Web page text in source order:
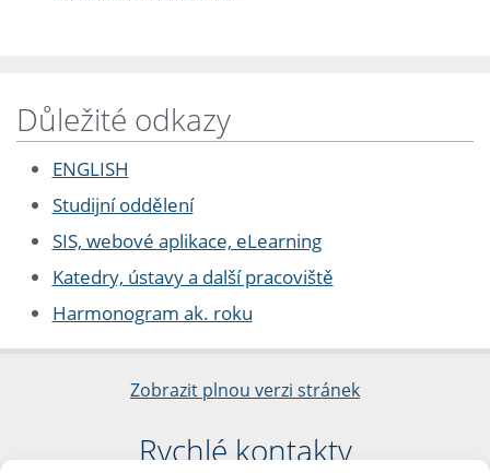
Důležité odkazy
ENGLISH
Studijní oddělení
SIS, webové aplikace, eLearning
Katedry, ústavy a další pracoviště
Harmonogram ak. roku
Zobrazit plnou verzi stránek
Rychlé kontakty